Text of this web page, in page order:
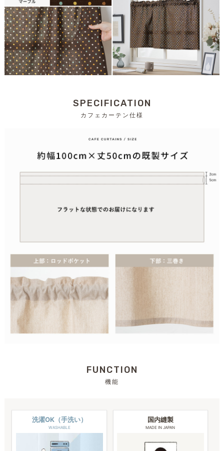
SPECIFICATION
カフェカーテン仕様
FUNCTION
機能
洗濯OK（手洗い）
WASHABLE
国内縫製
MADE IN JAPAN